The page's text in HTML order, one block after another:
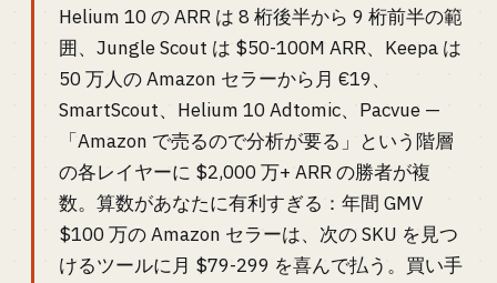
Helium 10 の ARR は 8 桁後半から 9 桁前半の範
囲、Jungle Scout は $50-100M ARR、Keepa は
50 万人の Amazon セラーから月 €19、
SmartScout、Helium 10 Adtomic、Pacvue —
「Amazon で売るので分析が要る」という階層
の各レイヤーに $2,000 万+ ARR の勝者が複
数。算数があなたに有利すぎる：年間 GMV
$100 万の Amazon セラーは、次の SKU を見つ
けるツールに月 $79-299 を喜んで払う。買い手